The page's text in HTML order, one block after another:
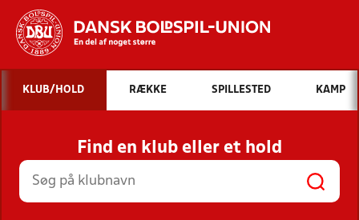
Hvad vil du søge efter?
INDHOLD OG NYHEDER
STILLINGER, RESULTATER, KLUBBER OG
HOLD
KLUB/HOLD RÆKKE SPILLESTED KAMP
Find en klub eller et hold